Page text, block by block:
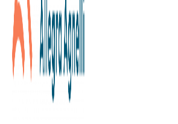
Candiolo Musica e